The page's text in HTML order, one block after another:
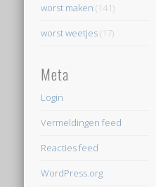
worst maken (141)
worst weetjes(17)
Meta
Login
Vermeldingen feed
Reacties feed
WordPress.org